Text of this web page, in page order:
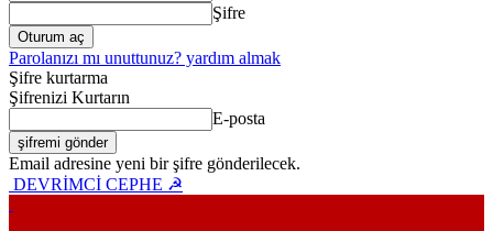
Şifre
Parolanızı mı unuttunuz? yardım almak
Şifre kurtarma
Şifrenizi Kurtarın
E-posta
Email adresine yeni bir şifre gönderilecek.
DEVRİMCİ CEPHE ☭